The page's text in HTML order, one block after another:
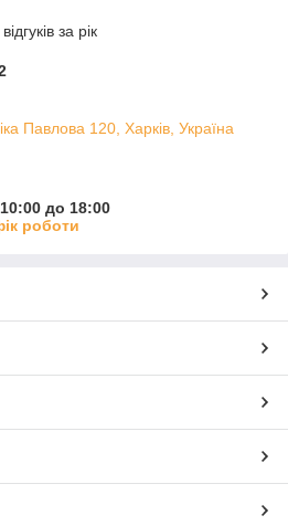
за рік
Павлова 120, Харків, Україна
до 18:00
роботи